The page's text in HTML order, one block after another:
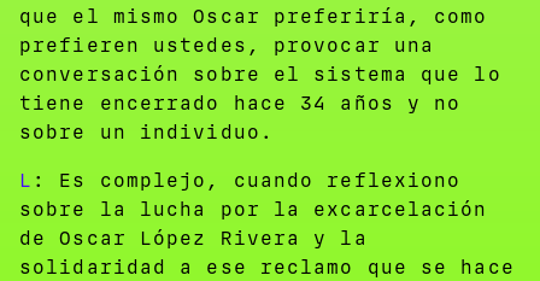
que el mismo Oscar preferiría, como
prefieren ustedes, provocar una
conversación sobre el sistema que lo
tiene encerrado hace 34 años y no
sobre un individuo.
L : Es complejo, cuando reflexiono
sobre la lucha por la excarcelación
de Oscar López Rivera y la
solidaridad a ese reclamo que se hace